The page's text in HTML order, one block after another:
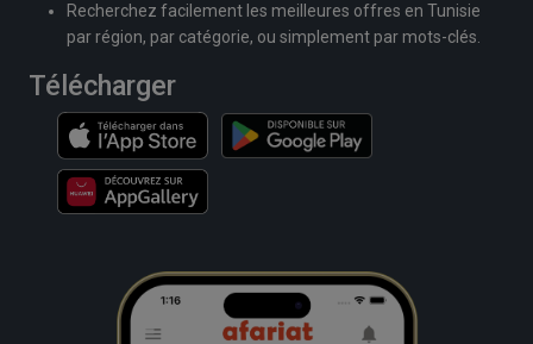
Recherchez facilement les meilleures offres en Tunisie
par région, par catégorie, ou simplement par mots-clés.
Télécharger